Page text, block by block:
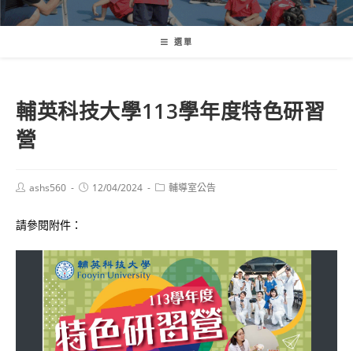
選單
輔英科技大學113學年度特色研習
營
Postashs560
Post12/04/2024
Post輔導室公告
請參閱附件：